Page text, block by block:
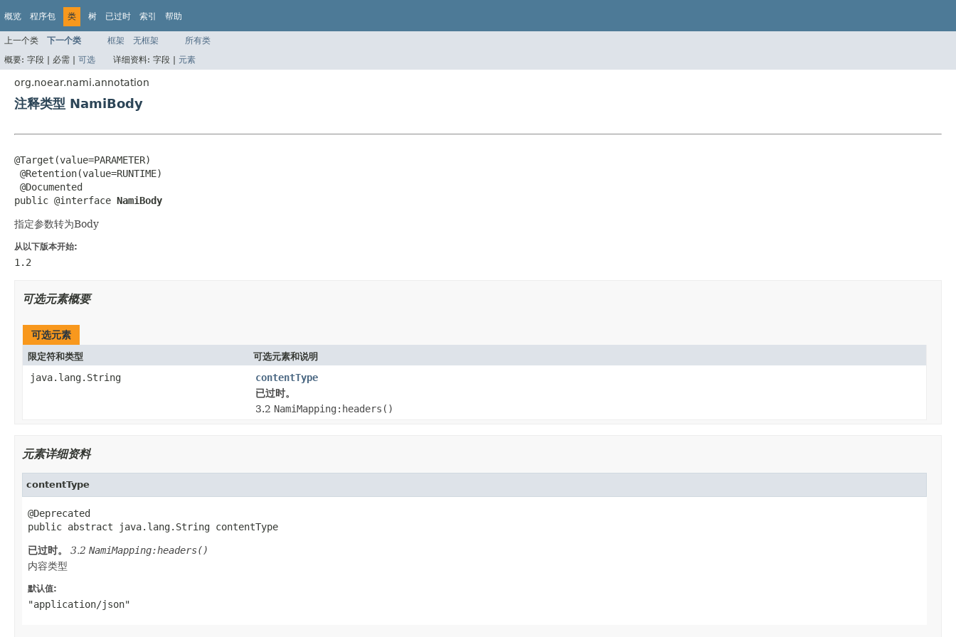
概览 程序包 类 树 已过时 索引 帮助
上一个类 下一个类 框架 无框架
所有类
概要: 字段 | 必需 | 可选 详细资料: 字段 | 元素
org.noear.nami.annotation
注释类型 NamiBody
@Target(value=PARAMETER)
@Retention(value=RUNTIME)
@Documented
public @interface NamiBody
指定参数转为Body
从以下版本开始:
1.2
可选元素概要
可选元素
限定符和类型 可选元素和说明
java.lang.String
contentType
已过时。
3.2 NamiMapping:headers()
元素详细资料
contentType
@Deprecated
public abstract java.lang.String contentType
已过时。 3.2 NamiMapping:headers()
内容类型
默认值:
"application/json"